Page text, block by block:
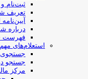
ثبت‌نام
تعریف
درباره
فهرست
استعلام‌های مهم
جستجو
مرکز